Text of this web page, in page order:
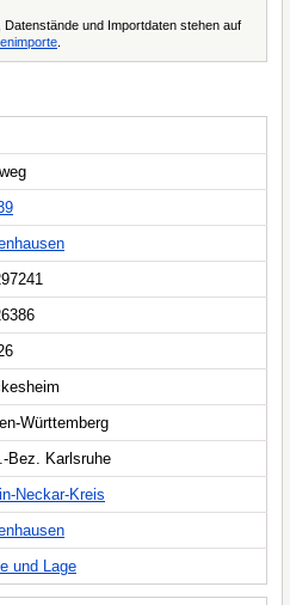
und Importdaten stehen auf
Württemberg
Bez. Karlsruhe
Neckar-Kreis
und Lage